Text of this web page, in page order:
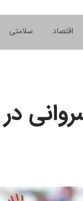
اقتصاد سلامتی
در